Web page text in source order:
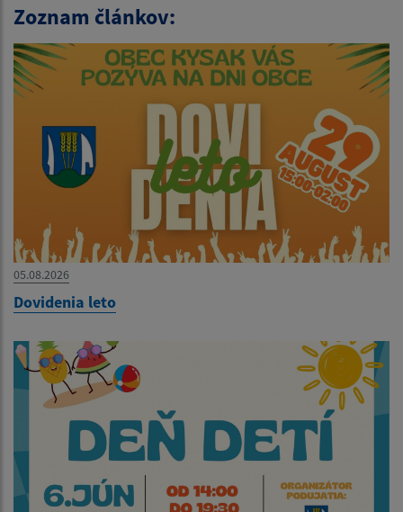
Zoznam článkov:
05.08.2026
Dovidenia leto